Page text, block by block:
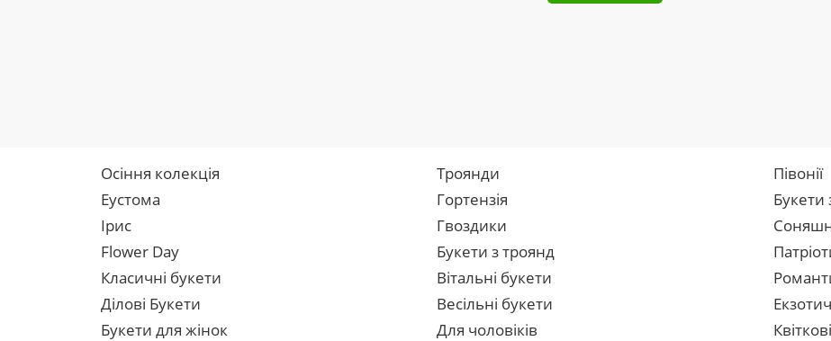
Осіння колекція Троянди
Півонії
Еустома
Гортензія
Букети
Ірис
Гвоздики
Flower Day
Букети з троянд
Класичні букети
Вітальні букети
Ділові Букети
Весільні букети
Букети для жінок
Для чоловіків